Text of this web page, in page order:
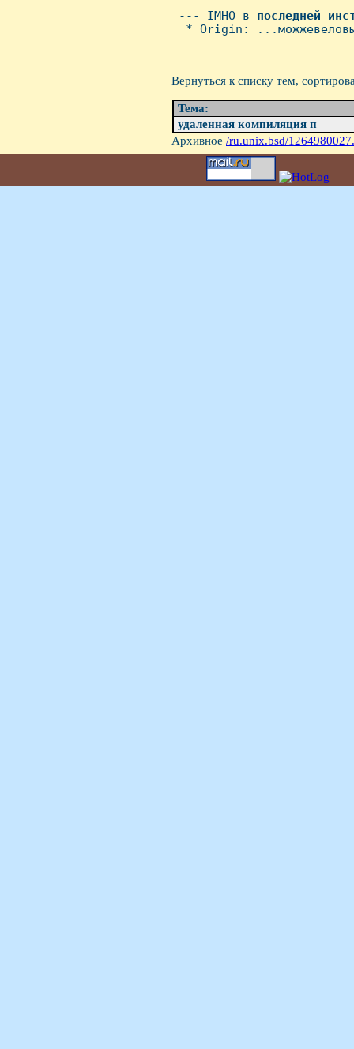
--- IMHO в последней
* Origin:
Вернуться к списку тем,
Тема:
удаленная компиляция п
Архивное /ru.unix.bsd/